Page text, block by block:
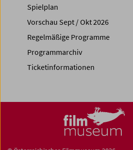
Spielplan
Vorschau Sept / Okt 2026
Regelmäßige Programme
Programmarchiv
Ticketinformationen